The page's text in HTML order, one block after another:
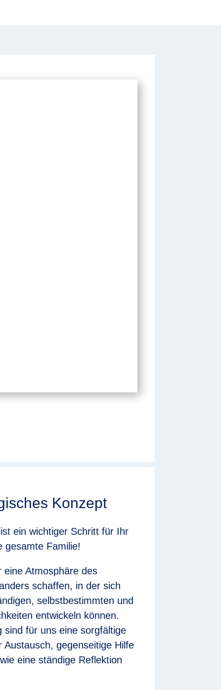
Konzept
ein wichtiger Schritt für Ihr
gesamte Familie!
eine Atmosphäre des
schaffen, in der sich
selbstbestimmten und
entwickeln können.
sind für uns eine sorgfältige
Austausch, gegenseitige Hilfe
eine ständige Reflektion